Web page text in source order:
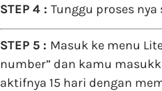
STEP 4 : Tunggu proses
STEP 5 : Masuk ke menu
number” dan kamu
aktifnya 15 hari dengan